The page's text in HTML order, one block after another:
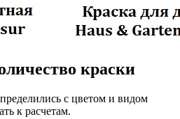
краски
с цветом и видом
к расчетам.